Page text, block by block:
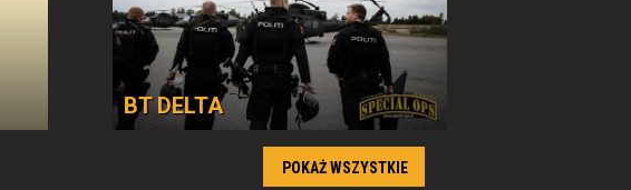
BT DELTA
POKAŻ WSZYSTKIE